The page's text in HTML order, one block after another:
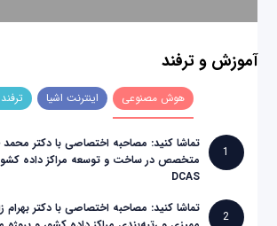
آموزش و ترفند
هوش مصنوعی اینترنت اشیا
1
تماشا کنید: مصاحبه اختصاصی با دکتر محمد
متخصص در ساخت و توسعه مراکز داده
DCAS
2
تماشا کنید: مصاحبه اختصاصی با دکتر بهرام